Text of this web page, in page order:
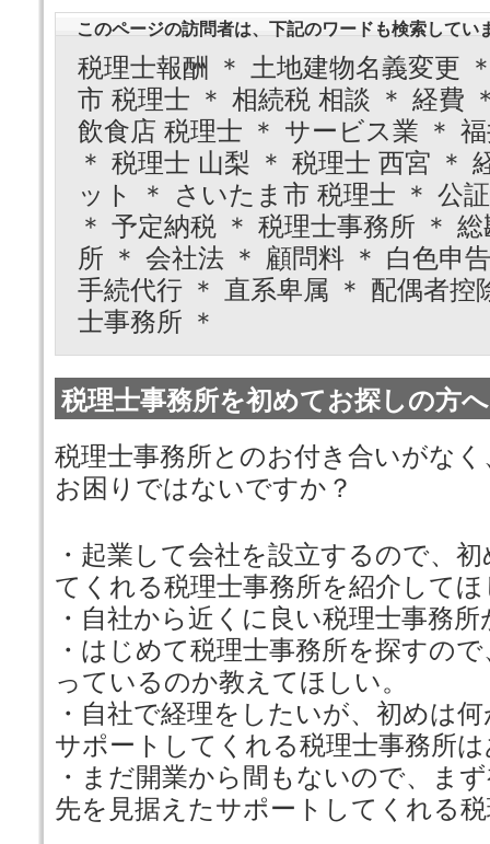
このページの訪問者は、下記のワードも検索してい
税理士報酬 ＊ 土地建物名義変更
市 税理士 ＊ 相続税 相談 ＊ 経費
飲食店 税理士 ＊ サービス業 ＊
＊ 税理士 山梨 ＊ 税理士 西宮 ＊
ット ＊ さいたま市 税理士 ＊ 公
＊ 予定納税 ＊ 税理士事務所 ＊
所 ＊ 会社法 ＊ 顧問料 ＊ 白色申
手続代行 ＊ 直系卑属 ＊ 配偶者控
士事務所 ＊
税理士事務所を初めてお探しの方へ
税理士事務所とのお付き合いがな
お困りではないですか？
・起業して会社を設立するので、
てくれる税理士事務所を紹介して
・自社から近くに良い税理士事務
・はじめて税理士事務所を探すの
っているのか教えてほしい。
・自社で経理をしたいが、初めは
サポートしてくれる税理士事務所
・まだ開業から間もないので、ま
先を見据えたサポートしてくれる